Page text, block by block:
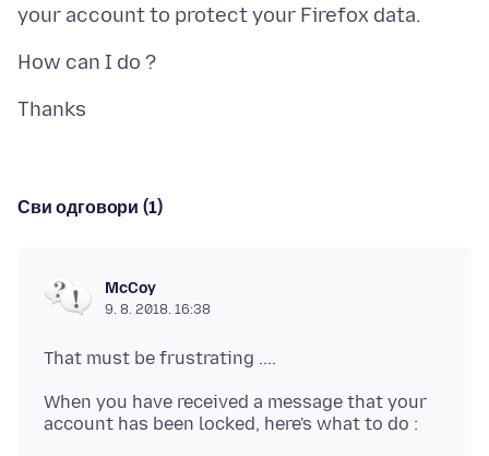
Сви одговори (1)
McCoy
9. 8. 2018. 16:38
When you have received a message that your